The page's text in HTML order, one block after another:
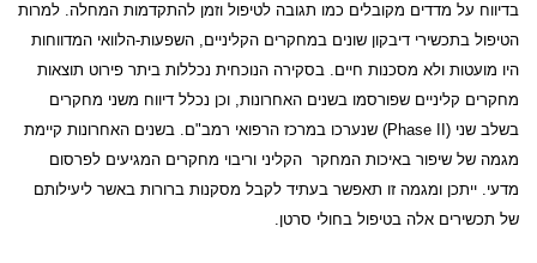
בדיווח על מדדים מקובלים כמו תגובה לטיפול וזמן להתקדמות המחלה. למרות
הטיפול בתכשירי דיבקון שונים במחקרים הקליניים, השפעות-הלוואי המדווחות
היו מועטות ולא מסכנות חיים. בסקירה הנוכחית נכללות ביתר פירוט תוצאות
מחקרים קליניים שפורסמו בשנים האחרונות, וכן נכלל דיווח משני מחקרים
בשלב שני ( Phase II) שנערכו במרכז הרפואי רמב"ם. בשנים האחרונות קיימת
מגמה של שיפור באיכות המחקר הקליני וריבוי מחקרים המגיעים לפרסום
מדעי. ייתכן ומגמה זו תאפשר בעתיד לקבל מסקנות ברורות באשר ליעילותם
של תכשירים אלה בטיפול בחולי סרטן.